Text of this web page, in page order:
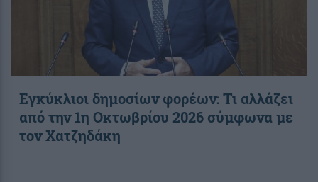
Εγκύκλιοι δημοσίων φορέων: Τι αλλάζει
από την 1η Οκτωβρίου 2026 σύμφωνα με
τον Χατζηδάκη